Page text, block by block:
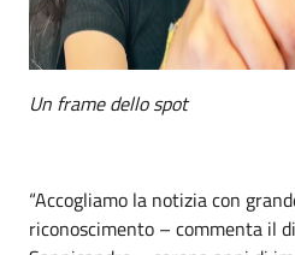
Un frame dello spot
“Accogliamo la notizia con
riconoscimento – commenta il